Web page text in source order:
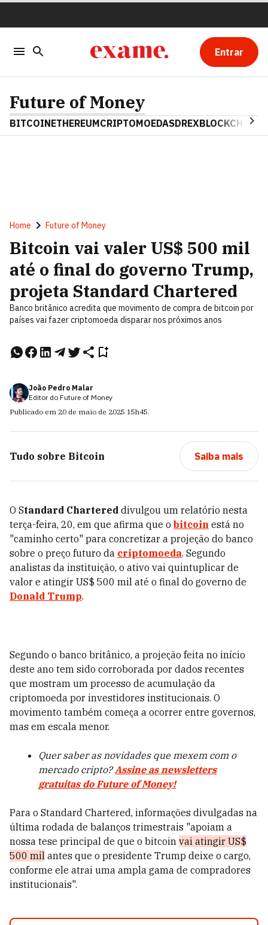
Entrar
Future of Money
BITCOINETHEREUMCRIPTOMOEDASDREXBLOCKCHAIN
Home Future of Money
Bitcoin vai valer US$ 500 mil
até o final do governo Trump,
projeta Standard Chartered
Banco britânico acredita que movimento de compra de bitcoin por
países vai fazer criptomoeda disparar nos próximos anos
João Pedro Malar
Editor do Future of Money
Publicado em 20 de maio de 2025 15h45.
Tudo sobre Bitcoin Saiba mais
O Standard Chartered divulgou um relatório nesta
terça-feira, 20, em que afirma que o bitcoin está no
"caminho certo" para concretizar a projeção do banco
sobre o preço futuro da criptomoeda. Segundo
analistas da instituição, o ativo vai quintuplicar de
valor e atingir US$ 500 mil até o final do governo de
Donald Trump.
Segundo o banco britânico, a projeção feita no início
deste ano tem sido corroborada por dados recentes
que mostram um processo de acumulação da
criptomoeda por investidores institucionais. O
movimento também começa a ocorrer entre governos,
mas em escala menor.
Quer saber as novidades que mexem com o
mercado cripto?Assine as newsletters
gratuitas do Future of Money!
Para o Standard Chartered, informações divulgadas na
última rodada de balanços trimestrais "apoiam a
nossa tese principal de que o bitcoin vai atingir US$
500 mil antes que o presidente Trump deixe o cargo,
conforme ele atrai uma ampla gama de compradores
institucionais".